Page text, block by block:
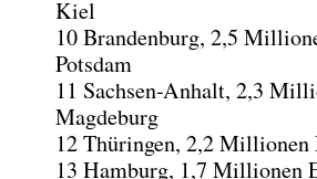
Kiel
10 Brandenburg, 2,5
Potsdam
11 Sachsen-Anhalt, 2,3
Magdeburg
12 Thüringen, 2,2
13 Hamburg, 1,7 Millionen